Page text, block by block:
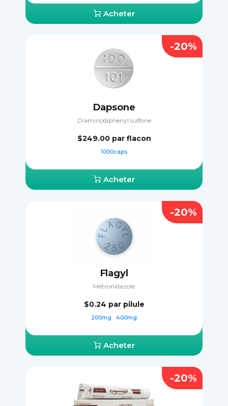
Acheter
Dapsone
Diaminodiphenyl sulfone
$249.00 par flacon
1000caps
Acheter
-20%
Flagyl
Metronidazole
$0.24 par pilule
200mg 400mg
Acheter
-20%
-20%